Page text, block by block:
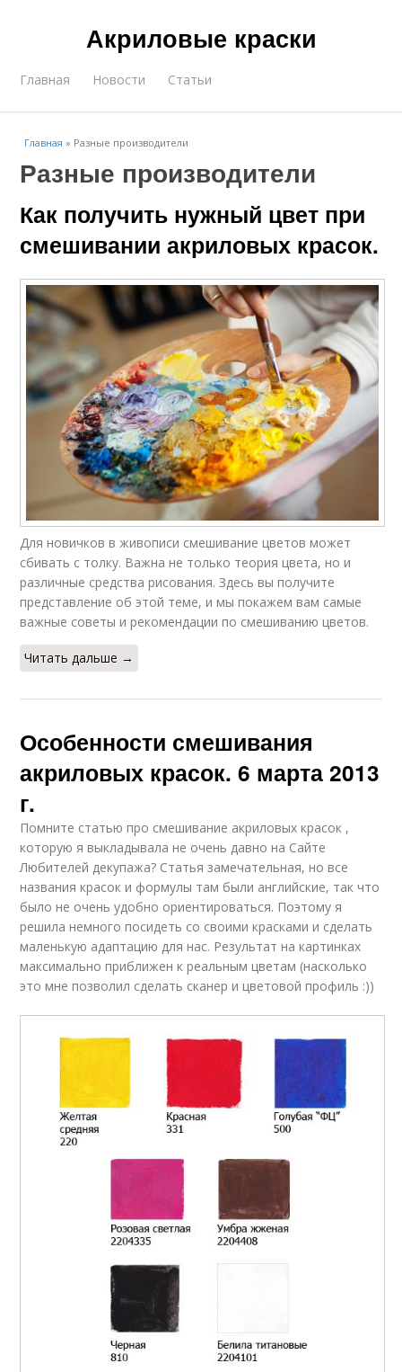
Акриловые краски
Главная Новости Статьи
Главная » Разные производители
Разные производители
Как получить нужный цвет при
смешивании акриловых красок.
Для новичков в живописи смешивание цветов может
сбивать с толку. Важна не только теория цвета, но и
различные средства рисования. Здесь вы получите
представление об этой теме, и мы покажем вам самые
важные советы и рекомендации по смешиванию цветов.
Читать дальше →
Особенности смешивания
акриловых красок. 6 марта 2013
г.
Помните статью про смешивание акриловых красок ,
которую я выкладывала не очень давно на Сайте
Любителей декупажа? Статья замечательная, но все
названия красок и формулы там были английские, так что
было не очень удобно ориентироваться. Поэтому я
решила немного посидеть со своими красками и сделать
маленькую адаптацию для нас. Результат на картинках
максимально приближен к реальным цветам (насколько
это мне позволил сделать сканер и цветовой профиль :))